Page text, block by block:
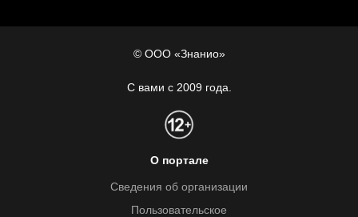
© ООО «Знанио»
С вами с 2009 года.
О портале
Сведения об организации
Пользовательское